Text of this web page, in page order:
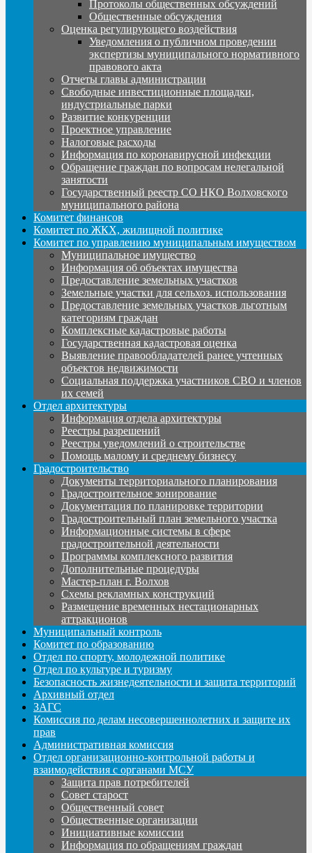
Протоколы общественных обсуждений
Общественные обсуждения
Оценка регулирующего воздействия
Уведомления о публичном проведении
экспертизы муниципального нормативного
правового акта
Отчеты главы администрации
Свободные инвестиционные площадки,
индустриальные парки
Развитие конкуренции
Проектное управление
Налоговые расходы
Информация по коронавирусной инфекции
Обращение граждан по вопросам нелегальной
занятости
Государственный реестр СО НКО Волховского
муниципального района
Комитет финансов
Комитет по ЖКХ, жилищной политике
Комитет по управлению муниципальным имуществом
Муниципальное имущество
Информация об объектах имущества
Предоставление земельных участков
Земельные участки для сельхоз. использования
Предоставление земельных участков льготным
категориям граждан
Комплексные кадастровые работы
Государственная кадастровая оценка
Выявление правообладателей ранее учтенных
объектов недвижимости
Социальная поддержка участников СВО и членов
их семей
Отдел архитектуры
Информация отдела архитектуры
Реестры разрешений
Реестры уведомлений о строительстве
Помощь малому и среднему бизнесу
Градостроительство
Документы территориального планирования
Градостроительное зонирование
Документация по планировке территории
Градостроительный план земельного участка
Информационные системы в сфере
градостроительной деятельности
Программы комплексного развития
Дополнительные процедуры
Мастер-план г. Волхов
Схемы рекламных конструкций
Размещение временных нестационарных
аттракционов
Муниципальный контроль
Комитет по образованию
Отдел по спорту, молодежной политике
Отдел по культуре и туризму
Безопасность жизнедеятельности и защита территорий
Архивный отдел
ЗАГС
Комиссия по делам несовершеннолетних и защите их
прав
Административная комиссия
Отдел организационно-контрольной работы и
взаимодействия с органами МСУ
Защита прав потребителей
Совет старост
Общественный совет
Общественные организации
Инициативные комиссии
Информация по обращениям граждан